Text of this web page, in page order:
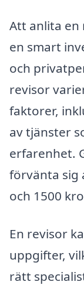
Att anlita en
en smart
och
revisor
faktorer,
av tjänster
erfarenhet.
förvänta sig
och 1500
En revisor
uppgifter,
rätt